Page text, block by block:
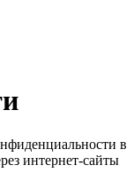
в
интернет-сайты